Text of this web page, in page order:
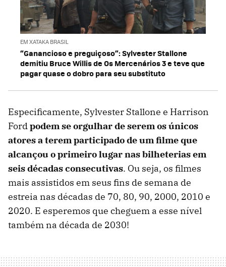
EM XATAKA BRASIL
“Ganancioso e preguiçoso”: Sylvester Stallone
demitiu Bruce Willis de Os Mercenários 3 e teve que
pagar quase o dobro para seu substituto
Especificamente, Sylvester Stallone e Harrison
Fordpodem se orgulhar de serem os únicos
atores a terem participado de um filme que
alcançou o primeiro lugar nas bilheterias em
seis décadas consecutivas. Ou seja, os filmes
mais assistidos em seus fins de semana de
estreia nas décadas de 70, 80, 90, 2000, 2010 e
2020. E esperemos que cheguem a esse nível
também na década de 2030!